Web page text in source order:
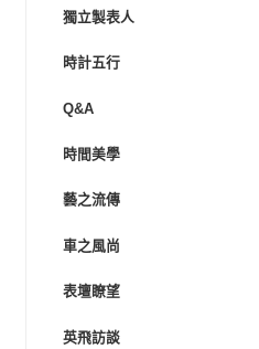
獨立製表人
時計五行
Q&A
時間美學
藝之流傳
車之風尚
表壇瞭望
英飛訪談